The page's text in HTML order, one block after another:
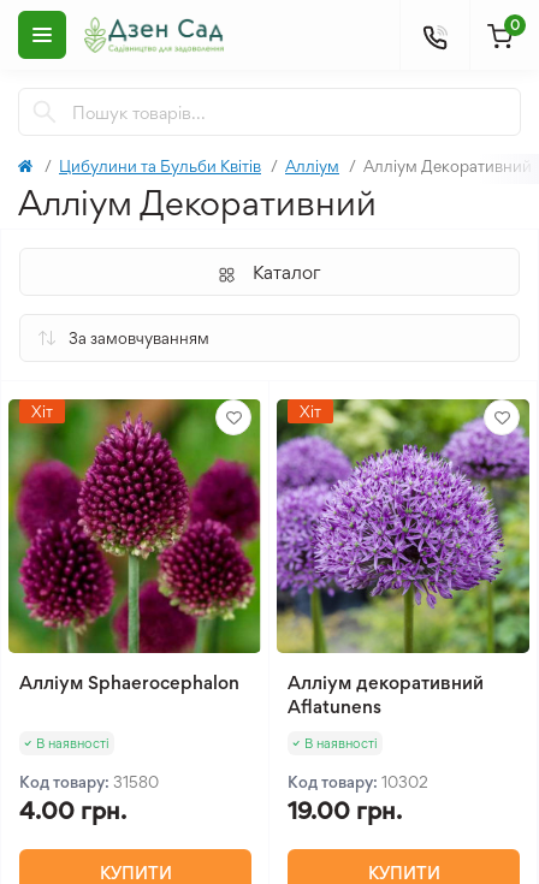
0
Цибулини та Бульби Квітів Алліум Алліум Декоративний
Алліум Декоративний
Каталог
Хіт
Алліум Sphaerocephalon
В наявності
Код товару: 31580
4.00 грн.
КУПИТИ
Хіт
Алліум декоративний
Aflatunens
В наявності
Код товару: 10302
19.00 грн.
КУПИТИ